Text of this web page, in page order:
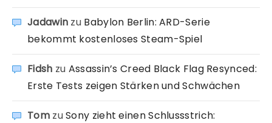
Jadawin zu Babylon Berlin: ARD-Serie
bekommt kostenloses Steam-Spiel
Fidsh zu Assassin’s Creed Black Flag Resynced:
Erste Tests zeigen Stärken und Schwächen
TomzuSony zieht einen Schlussstrich: